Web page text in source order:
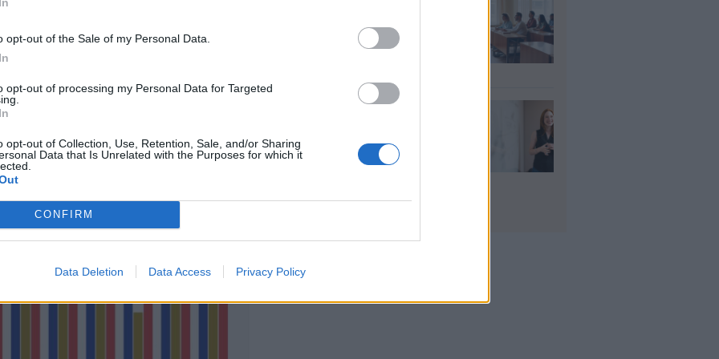
opt-out of the Sale of my Personal Data.
opt-out of processing my Personal Data for Targeted
opt-out of Collection, Use, Retention, Sale, and/or Sharing
Data that Is Unrelated with the Purposes for which it
CONFIRM
Data Deletion Data Access Privacy Policy
επιβατικό λιμάνι της ΕΕ το
λιμάνια της ΕΕ κατέγραψαν πάνω από το ένα
επιβατών της ΕΕ. Μεταξύ αυτών
3 στη Βαλτική και 1 στον
αιτήσεις για 5.017
μόνιμους διορισμούς
Διορισμοί
Πότε βγαίνουν τα
ονόματα και τι
οι υποψήφιοι